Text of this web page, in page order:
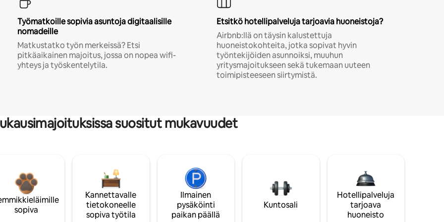
Työmatkoille sopivia asuntoja digitaalisille
nomadeille
Matkustatko työn merkeissä? Etsi
pitkäaikainen majoitus, jossa on nopea wifi-
yhteys ja työskentelytila.
Etsitkö hotellipalveluja tarjoavia huoneistoja?
Airbnb:llä on täysin kalustettuja
huoneistokohteita, jotka sopivat hyvin
työntekijöiden asunnoiksi, muuhun
yritysmajoitukseen sekä tukemaan uuteen
toimipisteeseen siirtymistä.
suositut mukavuudet
sopiva
Kannettavalle
tietokoneelle
sopiva työtila
Ilmainen
pysäköinti
paikan päällä
Kuntosali
Hotellipalveluja
tarjoava
huoneisto